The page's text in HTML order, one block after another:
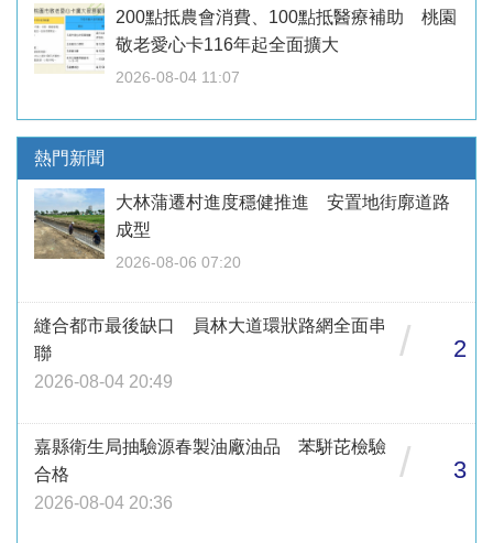
200點抵農會消費、100點抵醫療補助 桃園
敬老愛心卡116年起全面擴大
2026-08-04 11:07
熱門新聞
大林蒲遷村進度穩健推進 安置地街廓道路
成型
2026-08-06 07:20
縫合都市最後缺口 員林大道環狀路網全面串
聯
2026-08-04 20:49
/ 2
嘉縣衛生局抽驗源春製油廠油品 苯駢芘檢驗
合格
2026-08-04 20:36
/ 3